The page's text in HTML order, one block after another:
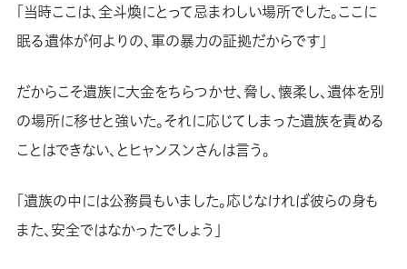
「当時ここは、全斗煥にとって忌まわしい場所でした。ここに
眠る遺体が何よりの、軍の暴力の証拠だからです」
だからこそ遺族に大金をちらつかせ、脅し、懐柔し、遺体を別
の場所に移せと強いた。それに応じてしまった遺族を責める
ことはできない、とヒャンスンさんは言う。
「遺族の中には公務員もいました。応じなければ彼らの身も
また、安全ではなかったでしょう」